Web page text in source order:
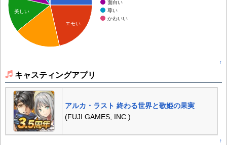
面白い
尊い
かわいい
エモい
美しい
↑
キャスティングアプリ
アルカ・ラスト 終わる世界と歌姫の果実
(FUJI GAMES, INC.)
↑